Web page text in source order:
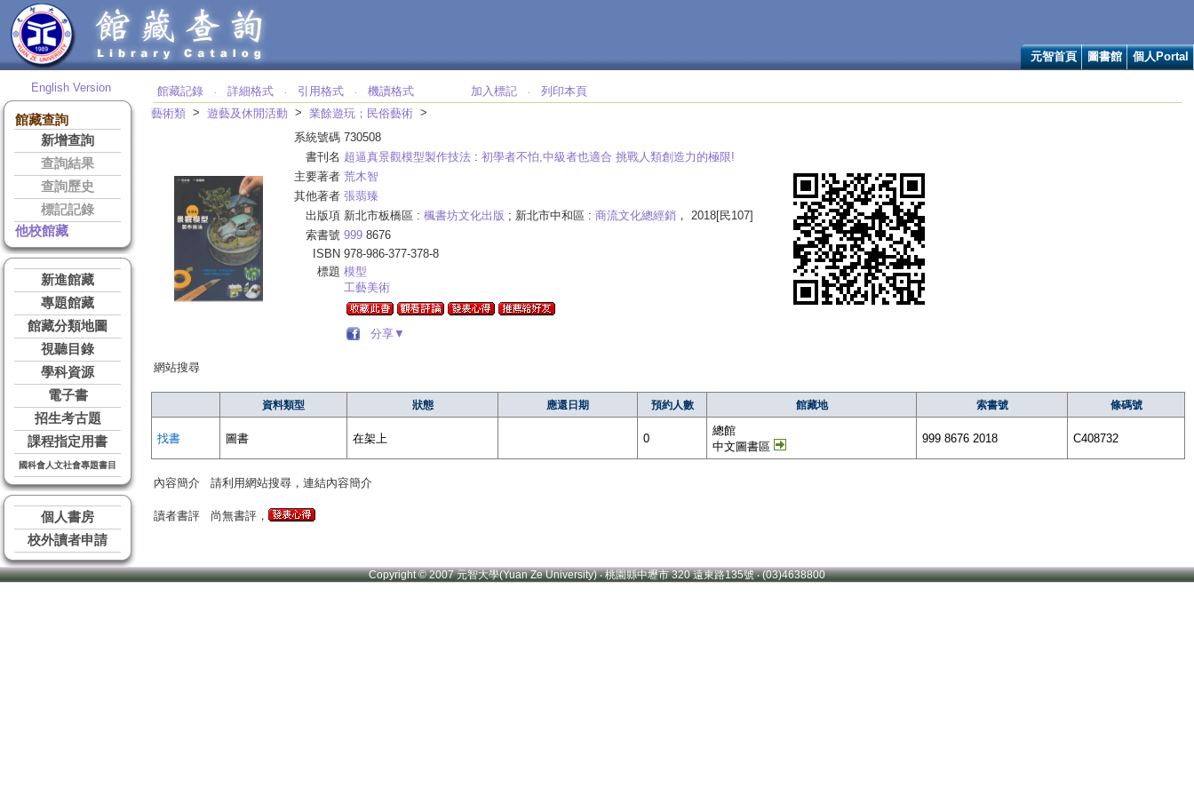
元智首頁 圖書館 個人Portal
English Version
館藏查詢
新增查詢
查詢結果
查詢歷史
標記記錄
他校館藏
新進館藏
專題館藏
館藏分類地圖
視聽目錄
學科資源
電子書
招生考古題
課程指定用書
國科會人文社會專題書目
個人書房
校外讀者申請
館藏記錄 ‧ 詳細格式 ‧ 引用格式 ‧ 機讀格式 加入標記 ‧
列印本頁
藝術類 > 遊藝及休閒活動 > 業餘遊玩；民俗藝術 >
系統號碼 730508
書刊名 超逼真景觀模型製作技法 : 初學者不怕,中級者也適合 挑戰人類創造力的極限!
主要著者 荒木智
其他著者 張翡臻
出版項 新北市板橋區 : 楓書坊文化出版 ; 新北市中和區 : 商流文化總經銷 ， 2018[民107]
索書號 999 8676
ISBN 978-986-377-378-8
標題 模型
工藝美術
分享▼
網站搜尋
資料類型 狀態 應還日期 預約人數 館藏地 索書號 條碼號
找書 圖書 在架上 0
總館
中文圖書區
999 8676 2018 C408732
內容簡介 請利用網站搜尋，連結內容簡介
讀者書評 尚無書評，
Copyright © 2007 元智大學(Yuan Ze University) ‧ 桃園縣中壢市 320 遠東路135號 ‧ (03)4638800